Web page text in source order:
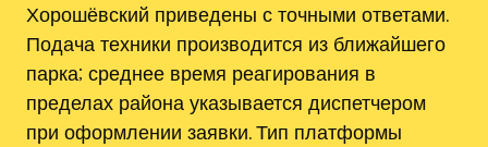
Хорошёвский приведены с точными ответами.
Подача техники производится из ближайшего
парка; среднее время реагирования в
пределах района указывается диспетчером
при оформлении заявки. Тип платформы